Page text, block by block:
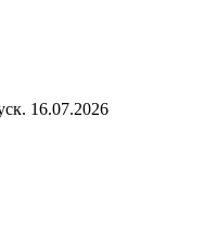
16.07.2026